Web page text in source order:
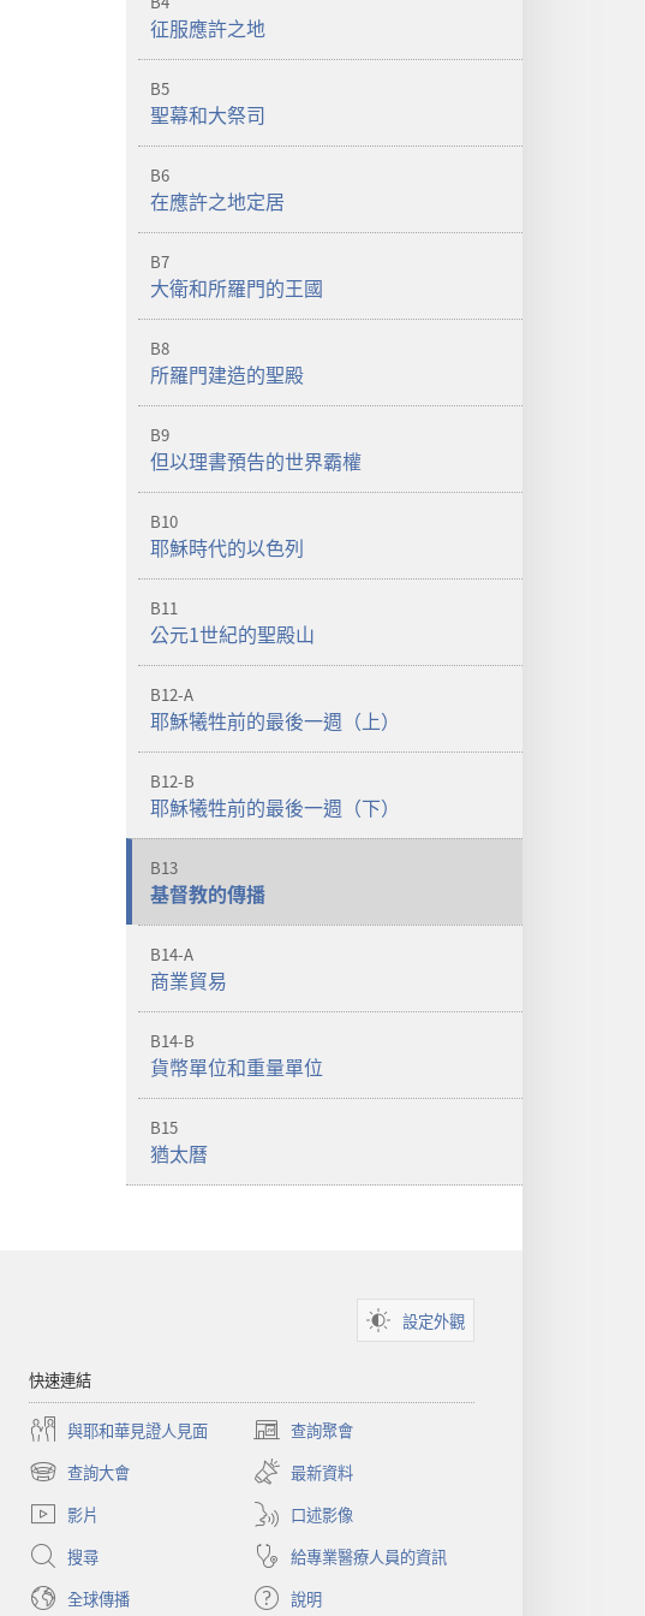
征服應許之地
B5
聖幕和大祭司
B6
在應許之地定居
B7
大衛和所羅門的王國
B8
所羅門建造的聖殿
B9
但以理書預告的世界霸權
B10
耶穌時代的以色列
B11
公元1世紀的聖殿山
B12-A
耶穌犧牲前的最後一週（上）
B12-B
耶穌犧牲前的最後一週（下）
B13
基督教的傳播
B14-A
商業貿易
B14-B
貨幣單位和重量單位
B15
猶太曆
設定外觀
快速連結
與耶和華見證人見面 查詢聚會
（開
啟
新
視
窗）
查詢大會
（開
啟
新
視
窗）
最新資料
影片
口述影像
搜尋
給專業醫療人員的資訊
全球傳播
說明